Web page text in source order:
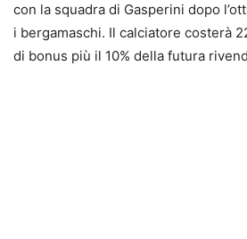
con la squadra di Gasperini dopo
i bergamaschi. Il calciatore costerà
di bonus più il 10% della futura